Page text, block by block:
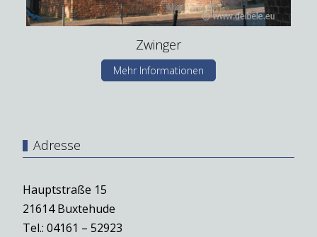
Zwinger
Mehr Informationen
Adresse
Hauptstraße 15
21614 Buxtehude
Tel.: 04161 – 52923